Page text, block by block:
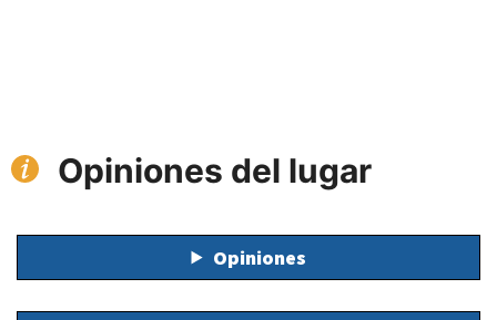
Opiniones del lugar
Opiniones